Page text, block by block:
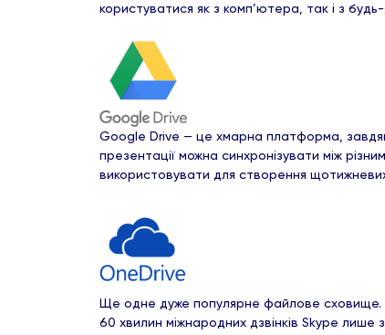
користуватися як з комп’ютера, так і з
Google Drive — це хмарна платформа,
презентації можна синхронізувати між
використовувати для створення
Ще одне дуже популярне файлове сховище.
60 хвилин міжнародних дзвінків Skype лише